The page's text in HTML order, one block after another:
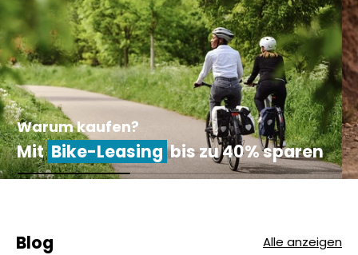
Warum kaufen?
Mit Bike-Leasing bis zu 40% sparen
Blog Alle anzeigen